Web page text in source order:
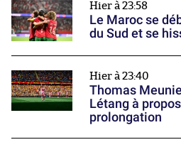
Hier à 23:58
Le Maroc se
du Sud et se
Hier à 23:40
Thomas
Létang à
prolongation